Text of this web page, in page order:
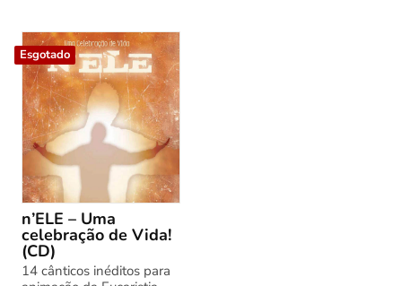
Esgotado
n’ELE – Uma
celebração de Vida!
(CD)
14 cânticos inéditos para